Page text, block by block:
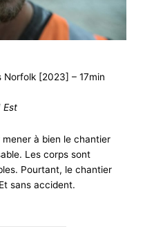
Norfolk [2023] – 17min
Est
à bien le chantier
Les corps sont
Pourtant, le chantier
sans accident.